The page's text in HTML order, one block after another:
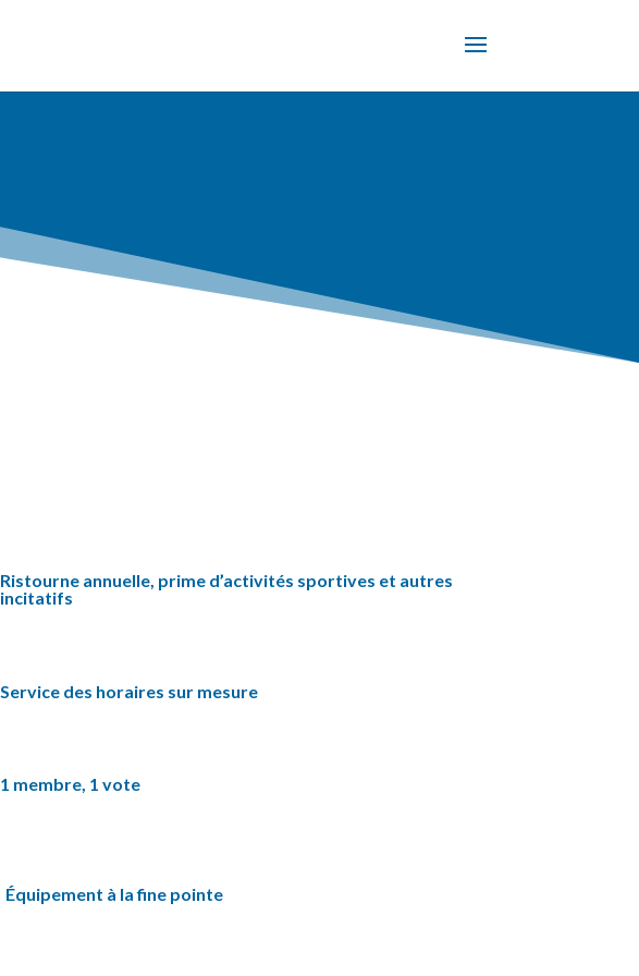
Ristourne annuelle, prime d’activités sportives et autres
incitatifs
Service des horaires sur mesure
1 membre, 1 vote
Équipement à la fine pointe